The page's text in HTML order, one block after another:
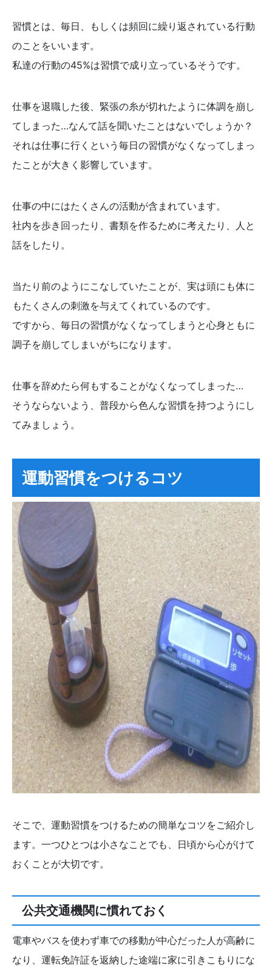
習慣とは、毎日、もしくは頻回に繰り返されている行動
のことをいいます。
私達の行動の45%は習慣で成り立っているそうです。
仕事を退職した後、緊張の糸が切れたように体調を崩し
てしまった…なんて話を聞いたことはないでしょうか？
それは仕事に行くという毎日の習慣がなくなってしまっ
たことが大きく影響しています。
仕事の中にはたくさんの活動が含まれています。
社内を歩き回ったり、書類を作るために考えたり、人と
話をしたり。
当たり前のようにこなしていたことが、実は頭にも体に
もたくさんの刺激を与えてくれているのです。
ですから、毎日の習慣がなくなってしまうと心身ともに
調子を崩してしまいがちになります。
仕事を辞めたら何もすることがなくなってしまった…
そうならないよう、普段から色んな習慣を持つようにし
てみましょう。
運動習慣をつけるコツ
そこで、運動習慣をつけるための簡単なコツをご紹介し
ます。一つひとつは小さなことでも、日頃から心がけて
おくことが大切です。
公共交通機関に慣れておく
電車やバスを使わず車での移動が中心だった人が高齢に
なり、運転免許証を返納した途端に家に引きこもりにな